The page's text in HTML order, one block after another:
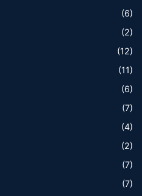
(6)
(2)
(12)
(11)
(6)
(7)
(4)
(2)
(7)
(7)